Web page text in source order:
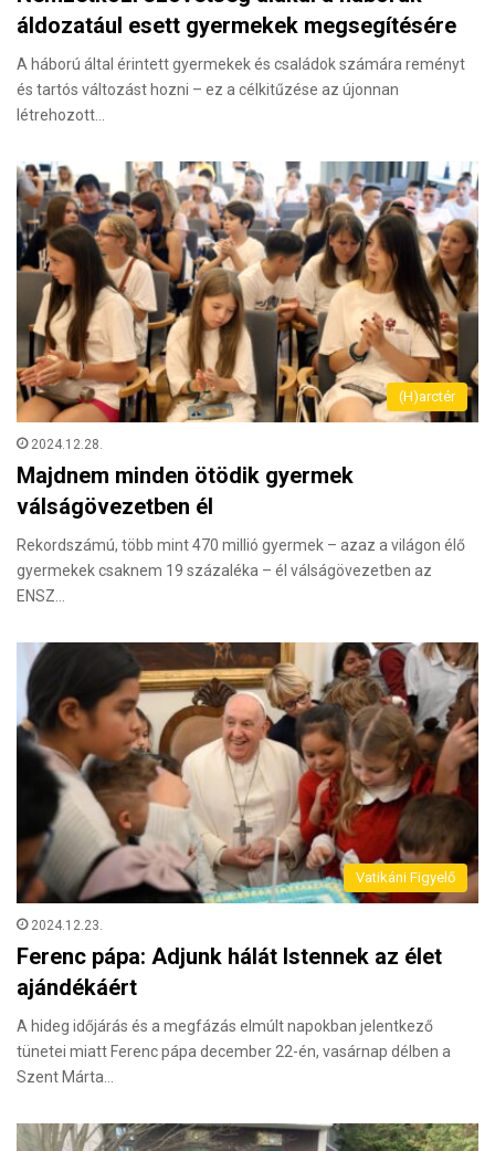
áldozatául esett gyermekek megsegítésére
A háború által érintett gyermekek és családok számára reményt
és tartós változást hozni – ez a célkitűzése az újonnan
létrehozott…
(H)arctér
2024.12.28.
Majdnem minden ötödik gyermek
válságövezetben él
Rekordszámú, több mint 470 millió gyermek – azaz a világon élő
gyermekek csaknem 19 százaléka – él válságövezetben az
ENSZ…
Vatikáni Figyelő
2024.12.23.
Ferenc pápa: Adjunk hálát Istennek az élet
ajándékáért
A hideg időjárás és a megfázás elmúlt napokban jelentkező
tünetei miatt Ferenc pápa december 22-én, vasárnap délben a
Szent Márta…